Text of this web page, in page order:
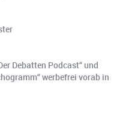
Debatten Podcast“ und
werbefrei vorab in